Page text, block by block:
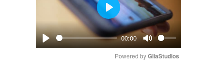
Play
00:00
Mute
Play
Powered by GliaStudios